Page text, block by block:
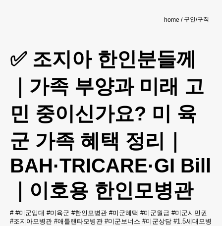
home 구인/구직
✅ 조지아 한인분들께
｜가족 부양과 미래 고
민 중이신가요? 미 육
군 가족 혜택 정리｜
BAH·TRICARE·GI Bill
｜이호용 한인모병관
# #미군입대 #미육군 #한인모병관 #미군혜택 #미군월급 #미군시민권
#조지아모병관 #애틀랜타모병관 #미군보너스 #미군상담 #1.5세대모병